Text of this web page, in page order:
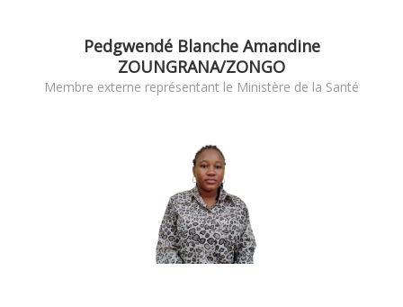
Pedgwendé Blanche Amandine
ZOUNGRANA/ZONGO
Membre externe représentant le Ministère de la Santé